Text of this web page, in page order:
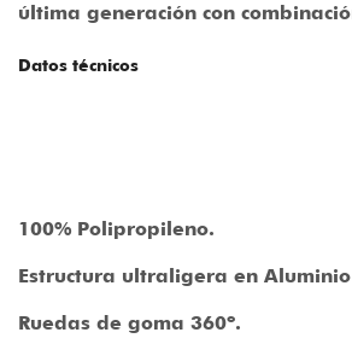
última generación con
Datos técnicos
100% Polipropileno.
Estructura ultraligera en
Ruedas de goma 360º.